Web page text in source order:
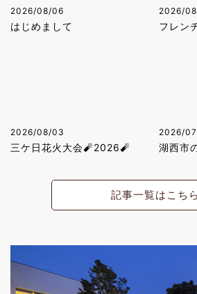
2026/08/06
はじめまして
2026/
フレン
2026/08/03
三ケ日花火大会🧨2026🧨
2026/
湖西市
記事一覧はこちら